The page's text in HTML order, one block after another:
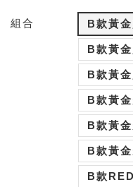
組合 B款黃
B款黃
B款黃
B款黃
B款黃
B款黃